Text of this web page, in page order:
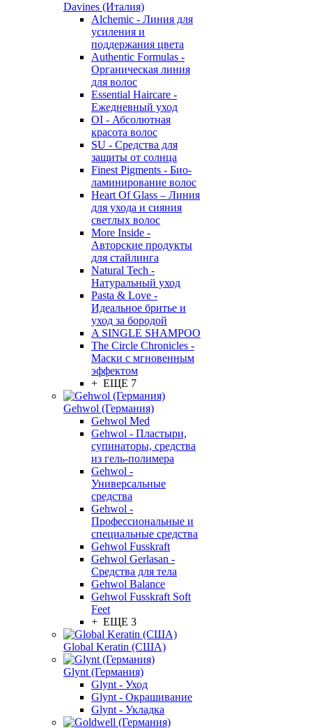
Davines (Италия)
Alchemic - Линия для
усиления и
поддержания цвета
Authentic Formulas -
Органическая линия
для волос
Essential Haircare -
Eжедневный уход
OI - Абсолютная
красота волос
SU - Средства для
защиты от солнца
Finest Pigments - Био-
ламинирование волос
Heart Of Glass – Линия
для ухода и сияния
светлых волос
More Inside -
Авторские продукты
для стайлинга
Natural Tech -
Натуральный уход
Pasta & Love -
Идеальное бритье и
уход за бородой
A SINGLE SHAMPOO
The Circle Chronicles -
Маски с мгновенным
эффектом
+ ЕЩЕ 7
Gehwol (Германия)
Gehwol Med
Gehwol - Пластыри,
супинаторы, средства
из гель-полимера
Gehwol -
Универсальные
средства
Gehwol -
Профессиональные и
специальные средства
Gehwol Fusskraft
Gehwol Gerlasan -
Средства для тела
Gehwol Balance
Gehwol Fusskraft Soft
Feet
+ ЕЩЕ 3
Global Keratin (США)
Glynt (Германия)
Glynt - Уход
Glynt - Окрашивание
Glynt - Укладка